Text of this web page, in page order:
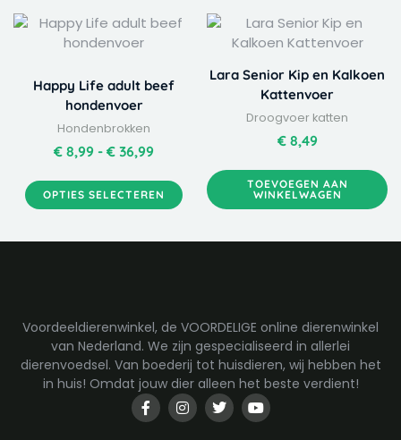
Happy Life adult beef
hondenvoer
Hondenbrokken
€ 8,99 - € 36,99
Prijsklasse:
€ 36,99
OPTIES SELECTEREN
Dit
product
meerdere
variaties.
Deze
kan
gekozen
worden
de
Lara Senior Kip en Kalkoen
Kattenvoer
Droogvoer katten
€8,49
TOEVOEGEN AAN
WINKELWAGEN
Voordeeldierenwinkel, de VOORDELIGE online dierenwinkel
van Nederland. We zijn gespecialiseerd in allerlei
dierenvoedsel. Van boederij tot huisdieren, wij hebben het
in huis! Omdat jouw dier alleen het beste verdient!
F
a
c
I
n
s
T
w
i
Y
o
u